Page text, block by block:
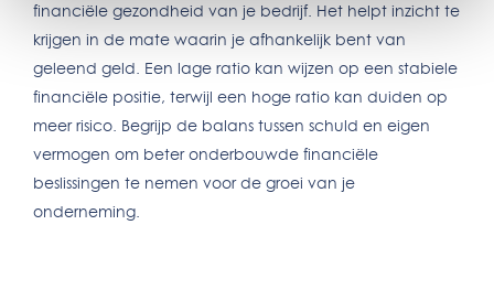
financiële gezondheid van je bedrijf. Het helpt inzicht te
krijgen in de mate waarin je afhankelijk bent van
geleend geld. Een lage ratio kan wijzen op een stabiele
financiële positie, terwijl een hoge ratio kan duiden op
meer risico. Begrijp de balans tussen schuld en eigen
vermogen om beter onderbouwde financiële
beslissingen te nemen voor de groei van je
onderneming.